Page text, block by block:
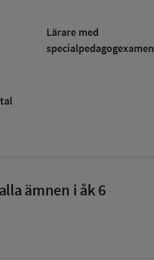
Lärare med
specialpedagog­examen
ämnen i åk 6